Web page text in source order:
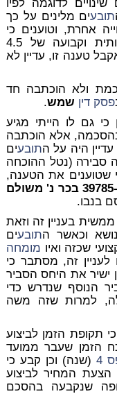
לדוגמה לפיו
תובעים מלינים על כך
אחרת, וטוענים כי
הדבר מעיד על תקופת דחייה שרירותית וקבועה של 4.5
טענה זו, עדיין לא
ולא הוכתבה חד
פסק דין שמש.
כי גם לו הייתי מגיע
אלא הוכתבה
עדיין היה על התובעים
סבירה (נטל ההוכחה
שטוענים את הטענה,
בת"א (שלום ת"א) 39785-10-17 בכר נ' משולם
בנבו.
בעניין זה וזאת
וכאשר התובעים
שכזה ואיו מומחה
זה, מסתבר כי
ישיר את היחס הסביר
הנוסף שנדרש כדי
למרות שזה משה
תקופת הזמן לביצוע
הזמן שעבר ממועד
4
(שנה) וכן קבע כי
המחיר לביצוע
שנקבעה בהסכם